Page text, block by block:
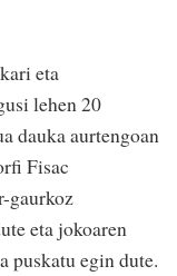
eta
lehen 20
dauka aurtengoan
Fisac
gaurkoz
eta jokoaren
puskatu egin dute.